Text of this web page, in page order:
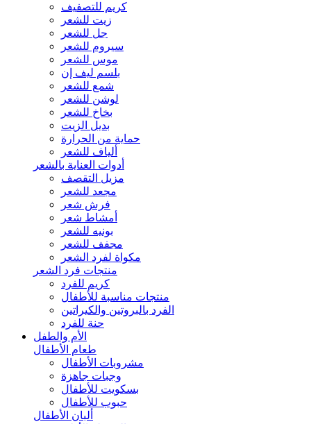
كريم للتصفيف
زيت للشعر
جل للشعر
سيروم للشعر
موس للشعر
بلسم ليف إن
شمع للشعر
لوشن للشعر
بخاخ للشعر
بديل الزيت
حماية من الحرارة
ألياف للشعر
أدوات العناية بالشعر
مزيل التقصف
مجعد للشعر
فرش شعر
أمشاط شعر
بونيه للشعر
مجفف للشعر
مكواة لفرد الشعر
منتجات فرد الشعر
كريم للفرد
منتجات مناسبة للأطفال
الفرد بالبروتين والكيراتين
حنة للفرد
الأم والطفل
طعام الأطفال
مشروبات الأطفال
وجبات جاهزة
بسكويت للأطفال
حبوب للأطفال
ألبان الأطفال